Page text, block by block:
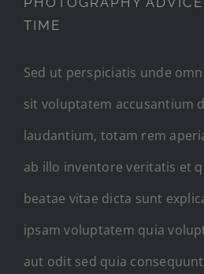
TIME
Sed ut perspiciatis unde
sit voluptatem accusantium
laudantium, totam rem
ab illo inventore veritatis et
beatae vitae dicta sunt
ipsam voluptatem quia
aut odit sed quia